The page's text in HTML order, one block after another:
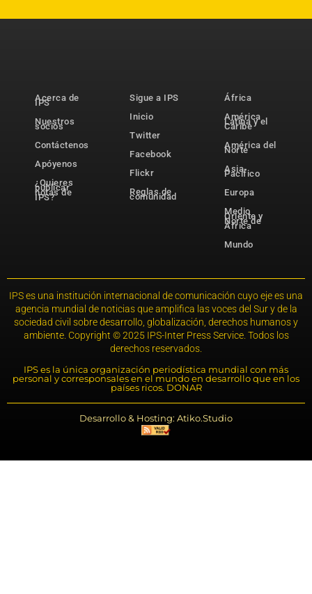
Acerca de
IPS
Nuestros
socios
Contáctenos
Apóyenos
¿Quieres
publicar
notas de
IPS?
Sigue a IPS
Inicio
Twitter
Facebook
Flickr
Reglas de
comunidad
África
América
Latina y el
Caribe
América del
Norte
Asia-
Pacífico
Europa
Medio
Oriente y
Norte de
África
Mundo
IPS es una institución internacional de comunicación cuyo eje es una
agencia mundial de noticias que amplifica las voces del Sur y de la
sociedad civil sobre desarrollo, globalización, derechos humanos y
ambiente. Copyright © 2025 IPS-Inter Press Service. Todos los
derechos reservados.
IPS es la única organización periodística mundial con más
personal y corresponsales en el mundo en desarrollo que en los
países ricos. DONAR
Desarrollo & Hosting: Atiko.Studio